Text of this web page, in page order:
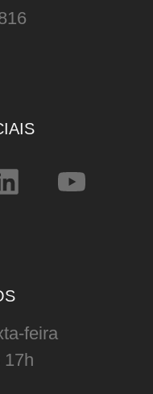
feira
17h